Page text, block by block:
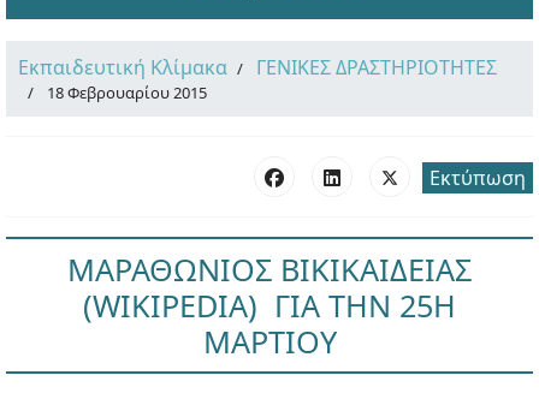
Εκπαιδευτική Κλίμακα ΓΕΝΙΚΕΣ ΔΡΑΣΤΗΡΙΟΤΗΤΕΣ
18 Φεβρουαρίου 2015
Εκτύπωση
ΜΑΡΑΘΩΝΙΟΣ ΒΙΚΙΚΑΙΔΕΙΑΣ
(WIKIPEDIA) ΓΙΑ ΤΗΝ 25Η
ΜΑΡΤΙΟΥ